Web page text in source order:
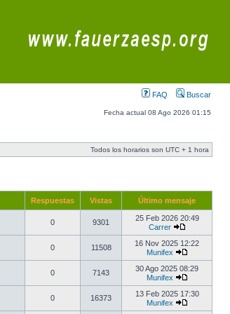
FAQ Buscar
Fecha actual 08 Ago 2026 01:15
Todos los horarios son UTC + 1 hora
Respuestas Vistas Último mensaje
0 9301
25 Feb 2026 20:49
Carrer
0 11508
16 Nov 2025 12:22
Munifex
0 7143
30 Ago 2025 08:29
Munifex
0 16373
13 Feb 2025 17:30
Munifex